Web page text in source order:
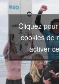
Cliquez
cookies de
activer